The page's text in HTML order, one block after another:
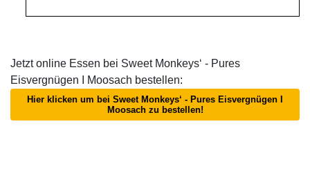
Jetzt online Essen bei Sweet Monkeys‘ - Pures
Eisvergnügen I Moosach bestellen:
Hier klicken um bei Sweet Monkeys‘ - Pures Eisvergnügen I
Moosach zu bestellen!